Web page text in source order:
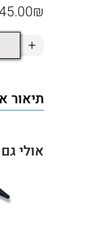
₪
+
של
תיאור
אולי